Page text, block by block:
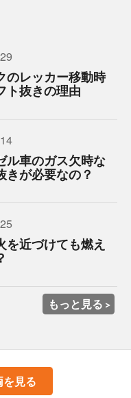
のレッカー移動時
ト抜きの理由
ル車のガス欠時な
きが必要なの？
を近づけても燃え
もっと見る
を見る